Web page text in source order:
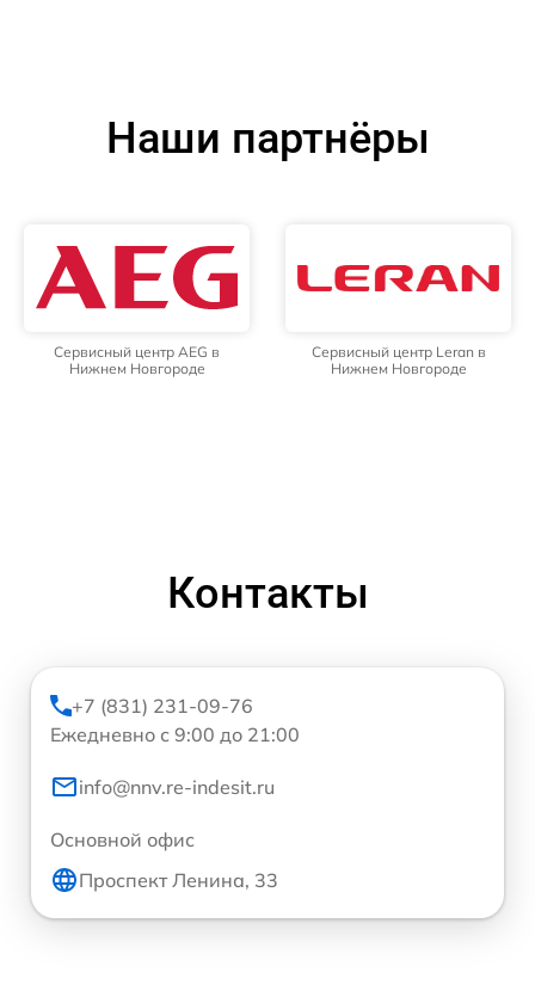
Наши партнёры
Сервисный центр AEG в
Нижнем Новгороде
Сервисный центр Leran в
Нижнем Новгороде
Контакты
+7 (831) 231-09-76
Ежедневно с 9:00 до 21:00
info@nnv.re-indesit.ru
Основной офис
Проспект Ленина, 33